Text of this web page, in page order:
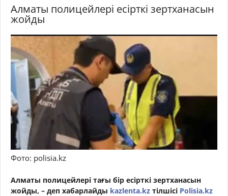
Алматы полицейлері есірткі зертханасын
жойды
Фото: polisia.kz
Алматы полицейлері тағы бір есірткі зертханасын
жойды, – деп хабарлайды kazlenta.kz тілшісі Polisia.kz